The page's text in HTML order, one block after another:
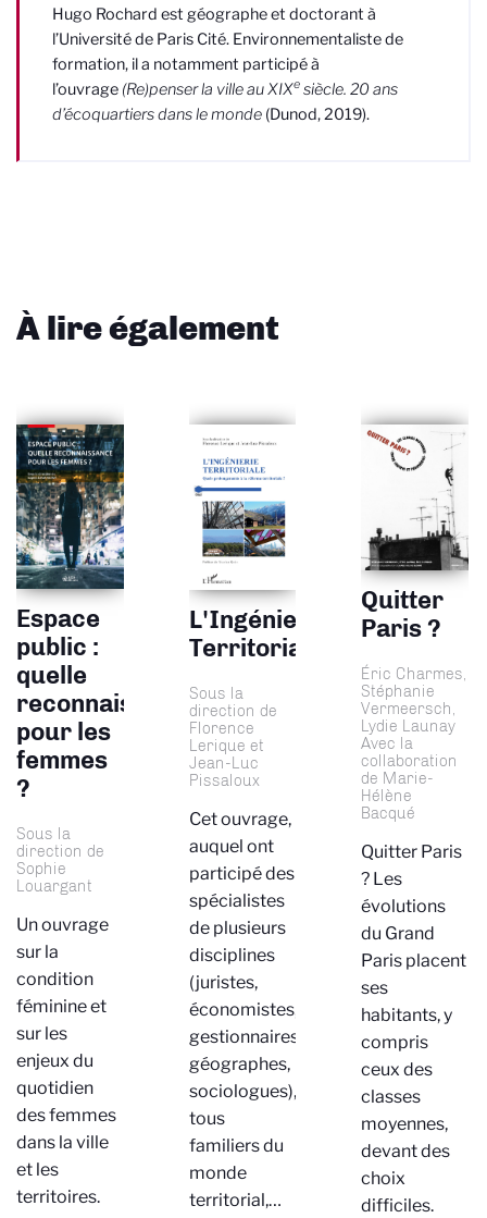
Hugo Rochard est géographe et doctorant à
l’Université de Paris Cité. Environnementaliste de
formation, il a notamment participé à
l’ouvrage (Re)penser la ville au XIXe siècle. 20 ans
d’écoquartiers dans le monde (Dunod, 2019).
À lire également
Espace
public :
quelle
reconnaissance
pour les
femmes
?
Sous la
direction de
Sophie
Louargant
Un ouvrage
sur la
condition
féminine et
sur les
enjeux du
quotidien
des femmes
dans la ville
et les
territoires.
L'Ingénierie
Territoriale
Sous la
direction de
Florence
Lerique et
Jean-Luc
Pissaloux
Cet ouvrage,
auquel ont
participé des
spécialistes
de plusieurs
disciplines
(juristes,
économistes,
gestionnaires,
géographes,
sociologues),
tous
familiers du
monde
territorial,…
Quitter
Paris ?
Éric Charmes,
Stéphanie
Vermeersch,
Lydie Launay
Avec la
collaboration
de Marie-
Hélène
Bacqué
Quitter Paris
? Les
évolutions
du Grand
Paris placent
ses
habitants, y
compris
ceux des
classes
moyennes,
devant des
choix
difficiles.